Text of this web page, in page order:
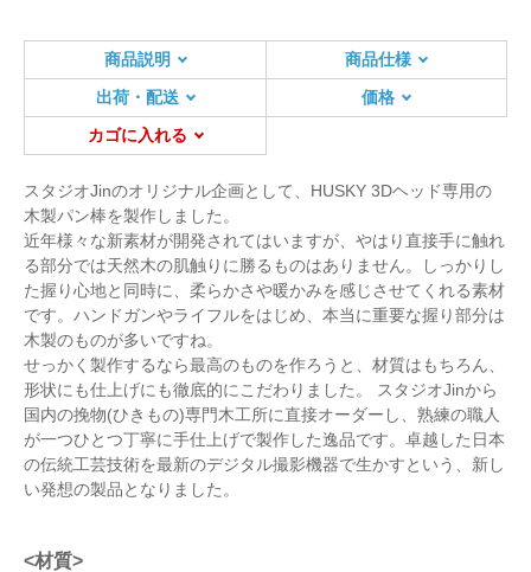
商品説明
商品仕様
出荷・配送
価格
カゴに入れる
スタジオJinのオリジナル企画として、HUSKY 3Dヘッド専用の
木製パン棒を製作しました。
近年様々な新素材が開発されてはいますが、やはり直接手に触れ
る部分では天然木の肌触りに勝るものはありません。しっかりし
た握り心地と同時に、柔らかさや暖かみを感じさせてくれる素材
です。ハンドガンやライフルをはじめ、本当に重要な握り部分は
木製のものが多いですね。
せっかく製作するなら最高のものを作ろうと、材質はもちろん、
形状にも仕上げにも徹底的にこだわりました。 スタジオJinから
国内の挽物(ひきもの)専門木工所に直接オーダーし、熟練の職人
が一つひとつ丁寧に手仕上げで製作した逸品です。卓越した日本
の伝統工芸技術を最新のデジタル撮影機器で生かすという、新し
い発想の製品となりました。
<材質>